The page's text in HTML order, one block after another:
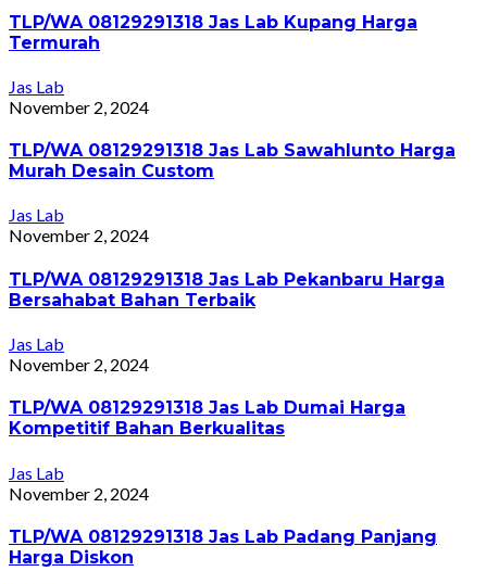
TLP/WA 08129291318 Jas Lab Kupang Harga
Termurah
Jas Lab
November 2, 2024
TLP/WA 08129291318 Jas Lab Sawahlunto Harga
Murah Desain Custom
Jas Lab
November 2, 2024
TLP/WA 08129291318 Jas Lab Pekanbaru Harga
Bersahabat Bahan Terbaik
Jas Lab
November 2, 2024
TLP/WA 08129291318 Jas Lab Dumai Harga
Kompetitif Bahan Berkualitas
Jas Lab
November 2, 2024
TLP/WA 08129291318 Jas Lab Padang Panjang
Harga Diskon